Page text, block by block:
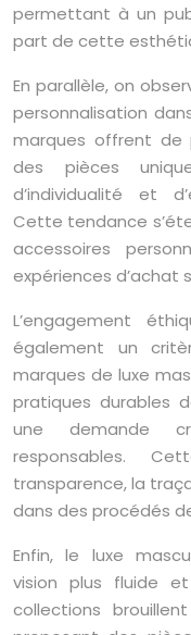
permettant à un
part de cette
En parallèle, on
personnalisation
marques offrent de
des pièces
d’individualité et
Cette tendance
accessoires
expériences d’achat
L’engagement
également un
marques de luxe
pratiques durables
une demande
responsables.
transparence, la
dans des procédés
Enfin, le luxe
vision plus fluide
collections